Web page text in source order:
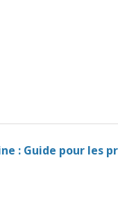
: Guide pour les